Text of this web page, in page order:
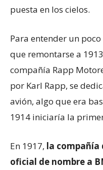
puesta en los cielos.
Para entender un
que remontarse a
compañía Rapp
por Karl Rapp, se
avión, algo que era
1914 iniciaría la
En 1917, la compañía
oficial de nombre a